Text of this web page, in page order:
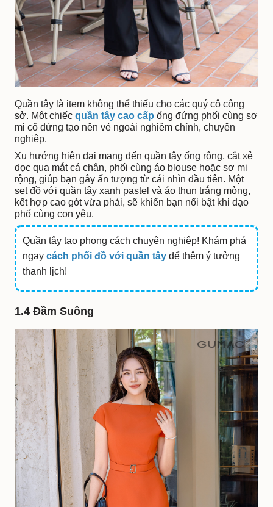
Quần tây là item không thể thiếu cho các quý cô công
sở. Một chiếc quần tây cao cấp ống đứng phối cùng sơ
mi cổ đứng tạo nên vẻ ngoài nghiêm chỉnh, chuyên
nghiệp.
Xu hướng hiện đại mang đến quần tây ống rộng, cắt xẻ
dọc qua mắt cá chân, phối cùng áo blouse hoặc sơ mi
rộng, giúp bạn gây ấn tượng từ cái nhìn đầu tiên. Một
set đồ với quần tây xanh pastel và áo thun trắng mỏng,
kết hợp cao gót vừa phải, sẽ khiến bạn nổi bật khi dạo
phố cùng con yêu.
Quần tây tạo phong cách chuyên nghiệp! Khám phá
ngaycách phối đồ với quần tây để thêm ý tưởng
thanh lịch!
1.4 Đầm Suông